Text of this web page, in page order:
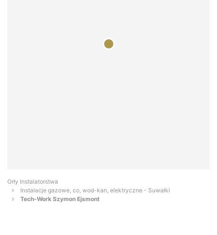
Orły Instalatorstwa
Instalacje gazowe, co, wod-kan, elektryczne - Suwałki
Tech-Work Szymon Ejsmont